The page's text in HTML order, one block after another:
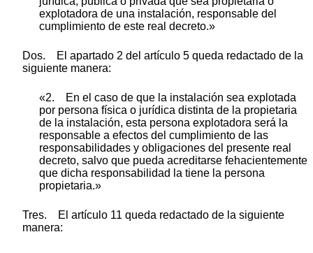
explotadora de una instalación, responsable del
cumplimiento de este real decreto.»
Dos. El apartado 2 del artículo 5 queda redactado de la
siguiente manera:
«2. En el caso de que la instalación sea explotada
por persona física o jurídica distinta de la propietaria
de la instalación, esta persona explotadora será la
responsable a efectos del cumplimiento de las
responsabilidades y obligaciones del presente real
decreto, salvo que pueda acreditarse fehacientemente
que dicha responsabilidad la tiene la persona
propietaria.»
Tres. El artículo 11 queda redactado de la siguiente
manera: